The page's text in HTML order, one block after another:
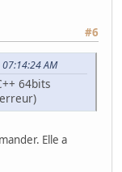
#6
AM
64bits
Elle a